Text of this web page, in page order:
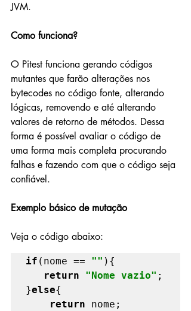
JVM.
Como funciona?
O Pitest funciona gerando códigos
mutantes que farão alterações nos
bytecodes no código fonte, alterando
lógicas, removendo e até alterando
valores de retorno de métodos. Dessa
forma é possível avaliar o código de
uma forma mais completa procurando
falhas e fazendo com que o código seja
confiável.
Exemplo básico de mutação
Veja o código abaixo:
if (nome == "" ){
return "Nome vazio" ;
}else{
return nome;